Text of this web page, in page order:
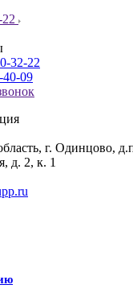
32-22
40-09
г. Одинцово,
д. 2, к. 1